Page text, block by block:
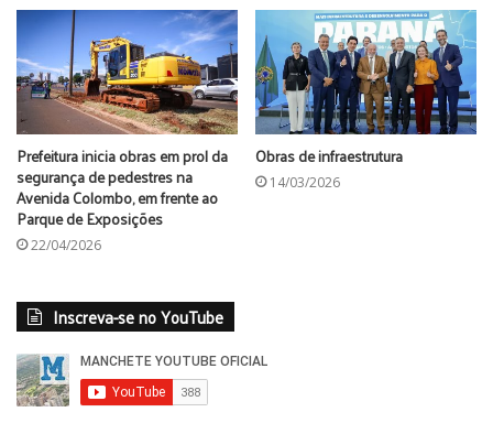
Prefeitura inicia obras em prol da
segurança de pedestres na
Avenida Colombo, em frente ao
Parque de Exposições
22/04/2026
Obras de infraestrutura
14/03/2026
Inscreva-se no YouTube